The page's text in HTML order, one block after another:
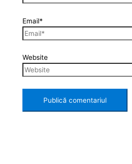
Email*
Website